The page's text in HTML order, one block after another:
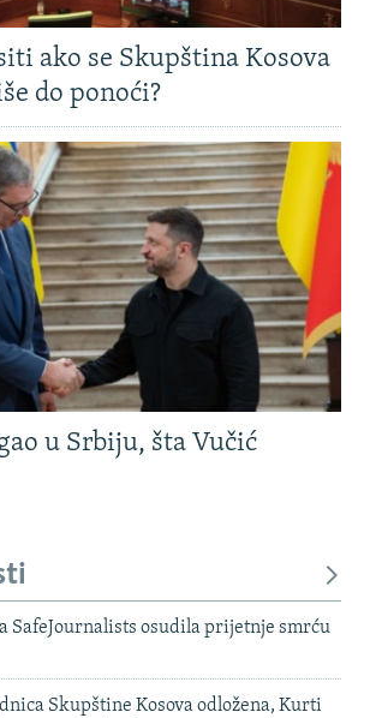
ako se Skupština Kosova
do ponoći?
u Srbiju, šta Vučić
SafeJournalists osudila prijetnje smrću
Skupštine Kosova odložena, Kurti